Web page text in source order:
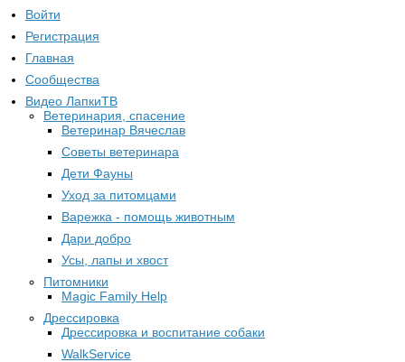
Войти
Регистрация
Главная
Сообщества
Видео ЛапкиТВ
Ветеринария, спасение
Ветеринар Вячеслав
Советы ветеринара
Дети Фауны
Уход за питомцами
Варежка - помощь животным
Дари добро
Усы, лапы и хвост
Питомники
Magic Family Help
Дрессировка
Дрессировка и воспитание собаки
WalkService